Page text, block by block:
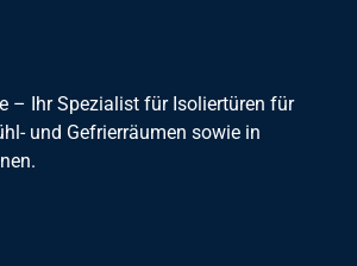
– Ihr Spezialist für Isoliertüren für
und Gefrierräumen sowie in